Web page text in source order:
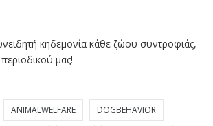
κηδεμονία κάθε ζώου συντροφιάς,
μας!
ANIMALWELFARE DOGBEHAVIOR